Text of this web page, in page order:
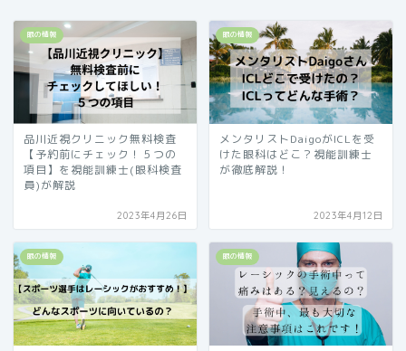
眼の情報
品川近視クリニック無料検査
【予約前にチェック！５つの
項目】を視能訓練士(眼科検査
員)が解説
2023年4月26日
眼の情報
メンタリストDaigoがICLを受
けた眼科はどこ？視能訓練士
が徹底解説！
2023年4月12日
眼の情報 眼の情報